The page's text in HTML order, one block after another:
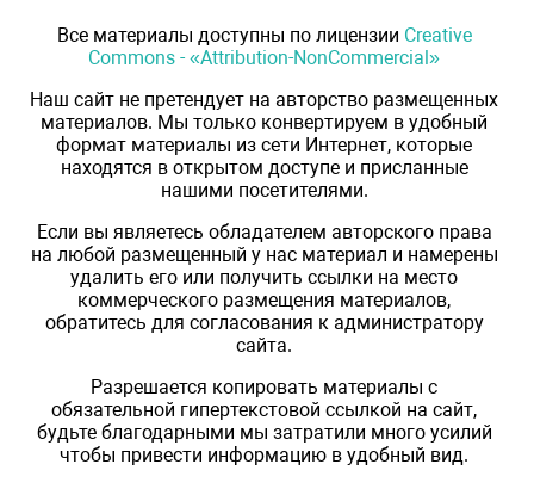
Все материалы доступны по лицензии Creative
Commons - «Attribution-NonCommercial»
Наш сайт не претендует на авторство размещенных
материалов. Мы только конвертируем в удобный
формат материалы из сети Интернет, которые
находятся в открытом доступе и присланные
нашими посетителями.
Если вы являетесь обладателем авторского права
на любой размещенный у нас материал и намерены
удалить его или получить ссылки на место
коммерческого размещения материалов,
обратитесь для согласования к администратору
сайта.
Разрешается копировать материалы с
обязательной гипертекстовой ссылкой на сайт,
будьте благодарными мы затратили много усилий
чтобы привести информацию в удобный вид.